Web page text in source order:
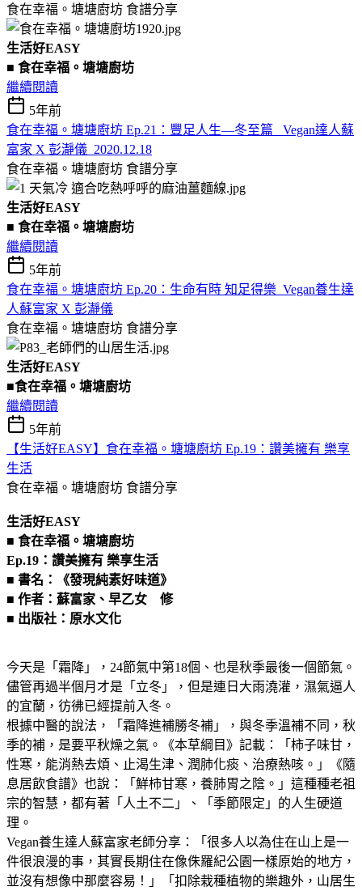
食在幸福。塘塘廚坊 食譜分享
生活好EASY
■ 食在幸福。塘塘廚坊
繼續閱讀
5年前
食在幸福。塘塘廚坊 Ep.21：豐足人生—冬至篇_ Vegan達人蘇
富家 X 彭瀞儀_2020.12.18
食在幸福。塘塘廚坊 食譜分享
生活好EASY
■ 食在幸福。塘塘廚坊
繼續閱讀
5年前
食在幸福。塘塘廚坊 Ep.20：生命有時 知足得樂_Vegan養生達
人蘇富家 X 彭瀞儀
食在幸福。塘塘廚坊 食譜分享
生活好EASY
■食在幸福。塘塘廚坊
繼續閱讀
5年前
【生活好EASY】食在幸福。塘塘廚坊 Ep.19：讚美擁有 樂享
生活
食在幸福。塘塘廚坊 食譜分享
生活好EASY
■ 食在幸福。塘塘廚坊
Ep.19 ：讚美擁有 樂享生活
■ 書名：《發現純素好味道》
■ 作者：蘇富家、早乙女 修
■ 出版社：原水文化
今天是「霜降」，24節氣中第18個、也是秋季最後一個節氣。
儘管再過半個月才是「立冬」，但是連日大雨澆灌，濕氣逼人
的宜蘭，彷彿已經提前入冬。
根據中醫的說法，「霜降進補勝冬補」，與冬季溫補不同，秋
季的補，是要平秋燥之氣。《本草綱目》記載：「柿子味甘，
性寒，能消熱去煩、止渴生津、潤肺化痰、治療熱咳。」《隨
息居飲食譜》也說：「鮮柿甘寒，養肺胃之陰。」這種種老祖
宗的智慧，都有著「人土不二」、「季節限定」的人生硬道
理。
Vegan養生達人蘇富家老師分享：「很多人以為住在山上是一
件很浪漫的事，其實長期住在像侏羅紀公園一樣原始的地方，
並沒有想像中那麼容易！」「扣除栽種植物的樂趣外，山居生